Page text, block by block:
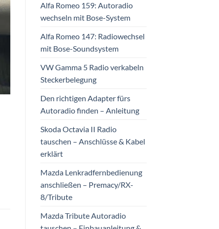
Alfa Romeo 159: Autoradio
wechseln mit Bose-System
Alfa Romeo 147: Radiowechsel
mit Bose-Soundsystem
VW Gamma 5 Radio verkabeln
Steckerbelegung
Den richtigen Adapter fürs
Autoradio finden – Anleitung
Skoda Octavia II Radio
tauschen – Anschlüsse & Kabel
erklärt
Mazda Lenkradfernbedienung
anschließen – Premacy/RX-
8/Tribute
Mazda Tribute Autoradio